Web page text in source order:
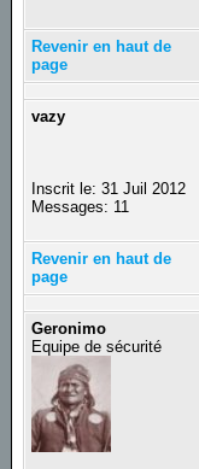
Revenir en haut de
page
vazy
Inscrit le: 31 Juil 2012
Messages: 11
Revenir en haut de
page
Geronimo
Equipe de sécurité